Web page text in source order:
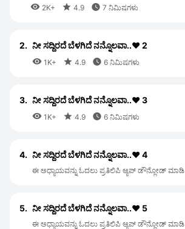
 2K+  4.9  7 ನಿಮಿಷಗಳು
2. ನೀ ಸದ್ದಿರದೆ ಬೆಳಗಿದೆ ನನ್ನೊಲವಾ..❤️ 2
 1K+  4.9  6 ನಿಮಿಷಗಳು
3. ನೀ ಸದ್ದಿರದೆ ಬೆಳಗಿದೆ ನನ್ನೊಲವಾ..❤️ 3
 1K+  4.9  6 ನಿಮಿಷಗಳು
4. ನೀ ಸದ್ದಿರದೆ ಬೆಳಗಿದೆ ನನ್ನೊಲವಾ..❤️ 4
ಈ ಅಧ್ಯಾಯವನ್ನು ಓದಲು ಪ್ರತಿಲಿಪಿ ಆ್ಯಪ್ ಡೌನ್ಲೋಡ್ ಮಾಡಿ
5. ನೀ ಸದ್ದಿರದೆ ಬೆಳಗಿದೆ ನನ್ನೊಲವಾ..❤️ 5
ಈ ಅಧ್ಯಾಯವನ್ನು ಓದಲು ಪ್ರತಿಲಿಪಿ ಆ್ಯಪ್ ಡೌನ್ಲೋಡ್ ಮಾಡಿ